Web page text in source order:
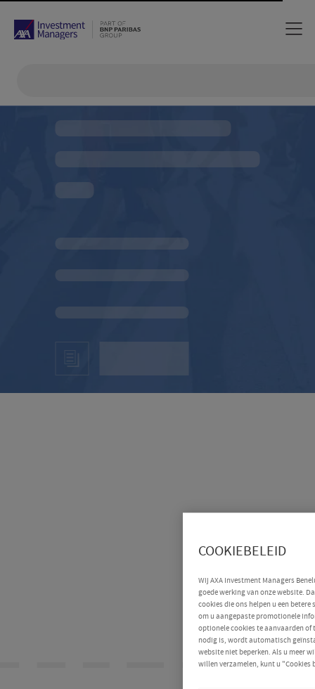
COOKIEBELEID
Wij AXA Investment Managers
goede werking van onze website.
cookies die ons helpen u een
om u aangepaste promotionele
optionele cookies te aanvaarden of
nodig is, wordt automatisch
website niet beperken. Als u meer
willen verzamelen, kunt u "Cookies